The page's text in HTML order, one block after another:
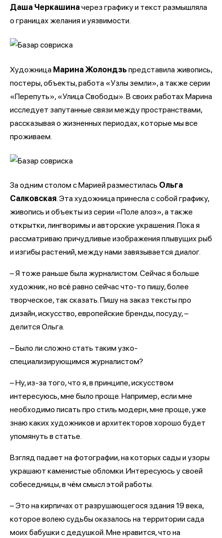
Даша Черкашиначерез графику и текст размышляла
о границах желания и уязвимости.
Художница Марина Жолондзьпредставила живопись,
постеры, объекты, работа «Узлы земли», а также серии
«Перепуть», «Улица Свободы». В своих работах Марина
исследует запутанные связи между пространствами,
рассказывая о жизненных периодах, которые мы все
проживаем.
За одним столом с Марией разместилась Ольга
Салковская. Эта художница принесла с собой графику,
живопись и объекты из серии «Поле алоэ», а также
открытки, лингворимы и авторские украшения. Пока я
рассматриваю причудливые изображения плывущих рыб
и изгибы растений, между нами завязывается диалог.
– Я тоже раньше была журналистом. Сейчас я больше
художник, но всё равно сейчас что-то пишу, более
творческое, так сказать. Пишу на заказ тексты про
дизайн, искусство, европейские бренды, посуду, –
делится Ольга.
– Было ли сложно стать таким узко-
специализирующимся журналистом?
– Ну, из-за того, что я, в принципе, искусством
интересуюсь, мне было проще. Например, если мне
необходимо писать про стиль модерн, мне проще, уже
знаю каких художников и архитекторов хорошо будет
упомянуть в статье.
Взгляд падает на фотографии, на которых сады и узоры
украшают каменистые обломки. Интересуюсь у своей
собеседницы, в чём смысл этой работы.
– Это на кирпичах от разрушающегося здания 19 века,
которое волею судьбы оказалось на территории сада
моих бабушки с дедушкой. Мне нравится, что на